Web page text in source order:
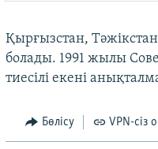
Қырғызстан,
болады. 1991 жылы
тиесілі екені
Бөлісу VPN-сіз